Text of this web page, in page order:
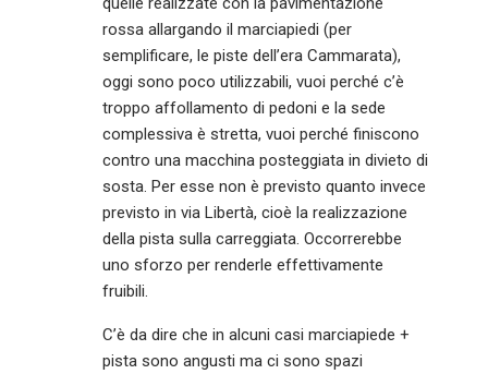
rossa allargando il marciapiedi (per
semplificare, le piste dell’era Cammarata),
oggi sono poco utilizzabili, vuoi perché c’è
troppo affollamento di pedoni e la sede
complessiva è stretta, vuoi perché finiscono
contro una macchina posteggiata in divieto di
sosta. Per esse non è previsto quanto invece
previsto in via Libertà, cioè la realizzazione
della pista sulla carreggiata. Occorrerebbe
uno sforzo per renderle effettivamente
fruibili.
C’è da dire che in alcuni casi marciapiede +
pista sono angusti ma ci sono spazi